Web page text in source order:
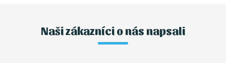
Naši zákazníci o nás napsali